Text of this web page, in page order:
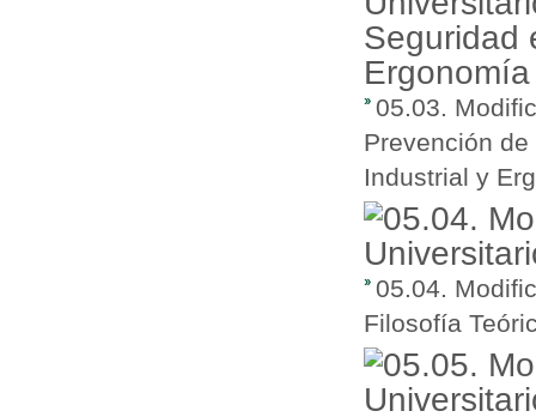
05.03.
Prevención
Industrial y
05.04.
Filosofía